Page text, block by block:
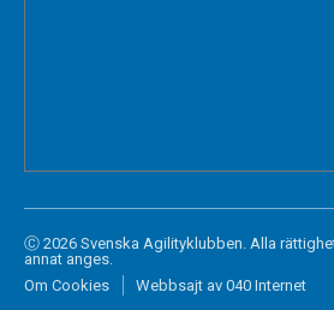
Ⓒ 2026 Svenska Agilityklubben. Alla
annat anges.
Om Cookies
Webbsajt av 040 Internet